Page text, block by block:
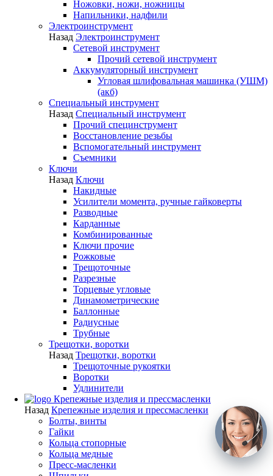
Ножовки, ножи, ножницы
Напильники, надфили
Электроинструмент
Назад Электроинструмент
Сетевой инструмент
Прочий сетевой инструмент
Аккумуляторный инструмент
Угловая шлифовальная машинка (УШМ)
(акб)
Специальный инструмент
Назад Специальный инструмент
Прочий специнструмент
Восстановление резьбы
Вспомогательный инструмент
Съемники
Ключи
Назад Ключи
Накидные
Усилители момента, ручные гайковерты
Разводные
Карданные
Комбинированные
Ключи прочие
Рожковые
Трещоточные
Разрезные
Торцевые угловые
Динамометрические
Баллонные
Радиусные
Трубные
Трещотки, воротки
Назад Трещотки, воротки
Трещоточные рукоятки
Воротки
Удлинители
Крепежные изделия и прессмасленки
Назад Крепежные изделия и прессмасленки
Болты, винты
Гайки
Кольца стопорные
Кольца медные
Пресс-масленки